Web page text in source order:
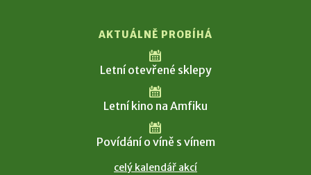
AKTUÁLNĚ PROBÍHÁ
Letní otevřené sklepy
Letní kino na Amfiku
Povídání o víně s vínem
celý kalendář akcí